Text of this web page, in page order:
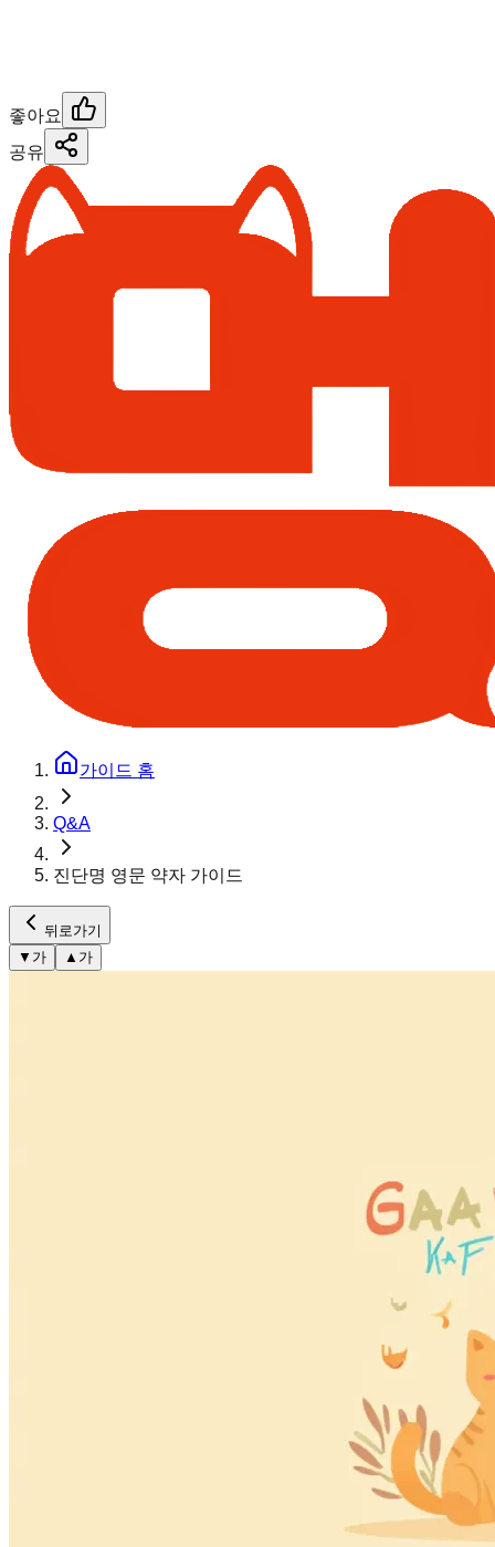
좋아요
공유
가이드 홈
Q&A
진단명 영문 약자 가이드
뒤로가기
▼ 가 ▲ 가